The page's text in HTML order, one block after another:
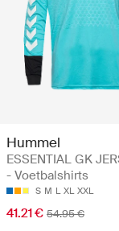
Hummel
ESSENTIAL GK
- Voetbalshirts
S M L XL XXL
41.21 € 54.95 €